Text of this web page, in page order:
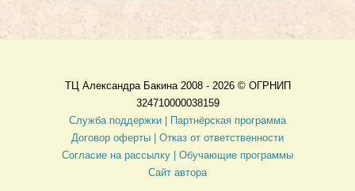
ТЦ Александра Бакина 2008 - 2026 © ОГРНИП
324710000038159
Служба поддержки |
Партнёрская программа
Договор оферты
| Отказ от ответственности
Согласие на рассылку | Обучающие программы
Сайт автора